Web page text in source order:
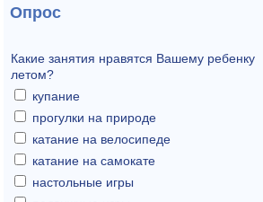
Опрос
Какие занятия нравятся Вашему ребенку
летом?
купание
прогулки на природе
катание на велосипеде
катание на самокате
настольные игры